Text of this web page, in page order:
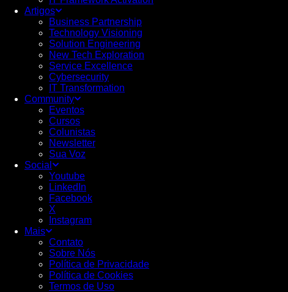
Artigos
Business Partnership
Technology Visioning
Solution Engineering
New Tech Exploration
Service Excellence
Cybersecurity
IT Transformation
Community
Eventos
Cursos
Colunistas
Newsletter
Sua Voz
Social
Youtube
LinkedIn
Facebook
X
Instagram
Mais
Contato
Sobre Nós
Política de Privacidade
Política de Cookies
Termos de Uso